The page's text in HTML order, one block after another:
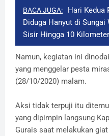
BACA JUGA:
Hari Kedua
Diduga Hanyut di Sungai
Sisir Hingga 10 Kilometer
Namun, kegiatan ini
yang menggelar pesta
(28/10/2020) malam.
Aksi tidak terpuji itu
yang dipimpin langsung
Gurais saat melakukan